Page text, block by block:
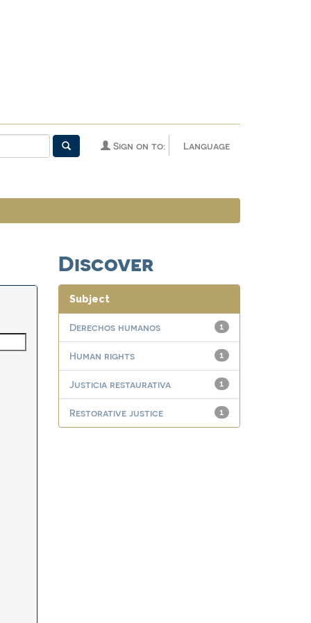
Language
Sign on to:
Discover
Subject
1
Derechos humanos
1
Human rights
1
Justicia restaurativa
1
Restorative justice